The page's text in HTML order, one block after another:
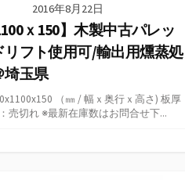
2016年8月22日
ｘ150】木製中古パレッ
リフト使用可/輸出用燻蒸処
埼玉県
（㎜ / 幅ｘ奥行ｘ高さ) 板厚
売切れ ※最新在庫数はお問合せ下...